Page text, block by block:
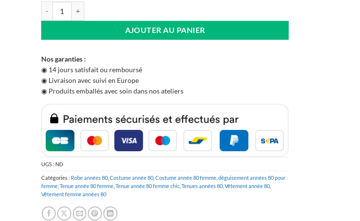
AJOUTER AU PANIER
Nos garanties :
◉ 14 jours satisfait ou remboursé
◉ Livraison avec suivi en Europe
◉ Produits emballés avec soin dans nos ateliers
UGS : ND
Catégories : Robe années 80 Costume année 80 Costume année 80 femme déguisement années 80 pour
femme Tenue année 80 femme Tenue année 80 femme chic Tenues années 80 Vêtement année 80
Vêtement femme années 80